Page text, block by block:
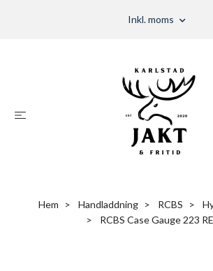
Inkl. moms
Hem Handladdning RCBS
RCBS Case Gauge 223